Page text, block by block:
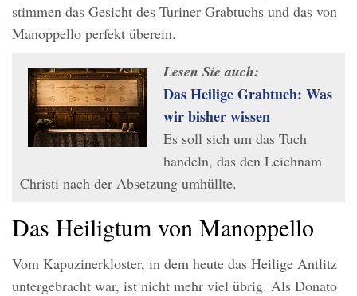
stimmen das Gesicht des Turiner Grabtuchs und das von
Manoppello perfekt überein.
Lesen Sie auch:
Das Heilige Grabtuch: Was
wir bisher wissen
Es soll sich um das Tuch
handeln, das den Leichnam
Christi nach der Absetzung umhüllte.
Das Heiligtum von Manoppello
Vom Kapuzinerkloster, in dem heute das Heilige Antlitz
untergebracht war, ist nicht mehr viel übrig. Als Donato